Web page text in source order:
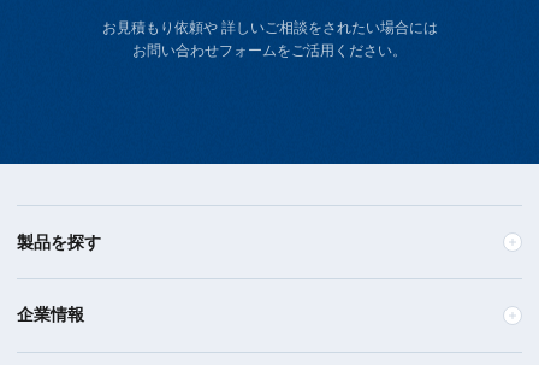
お見積もり依頼や 詳しいご相談をされたい場合には
お問い合わせフォームをご活用ください。
製品を探す
企業情報